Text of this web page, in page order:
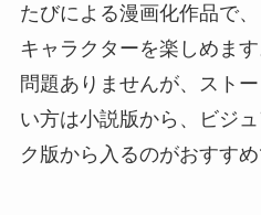
たびによる漫画化作品で
キャラクターを楽しめま
問題ありませんが、スト
い方は小説版から、ビジ
ク版から入るのがおすすめ